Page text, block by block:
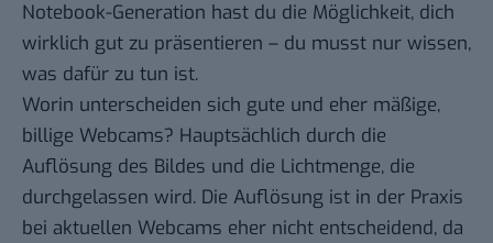
Notebook-Generation hast du die Möglichkeit, dich
wirklich gut zu präsentieren – du musst nur wissen,
was dafür zu tun ist.
Worin unterscheiden sich gute und eher mäßige,
billige Webcams? Hauptsächlich durch die
Auflösung des Bildes und die Lichtmenge, die
durchgelassen wird. Die Auflösung ist in der Praxis
bei aktuellen Webcams eher nicht entscheidend, da